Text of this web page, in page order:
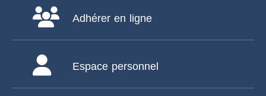
Adhérer en ligne
Espace personnel